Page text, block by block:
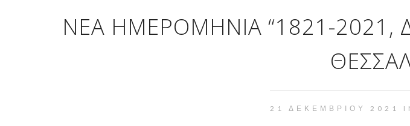
ΝΈΑ ΗΜΕΡΟΜΗΝΊΑ “1821-2021,
21 ΔΕΚΕΜΒΡΊΟΥ 2021